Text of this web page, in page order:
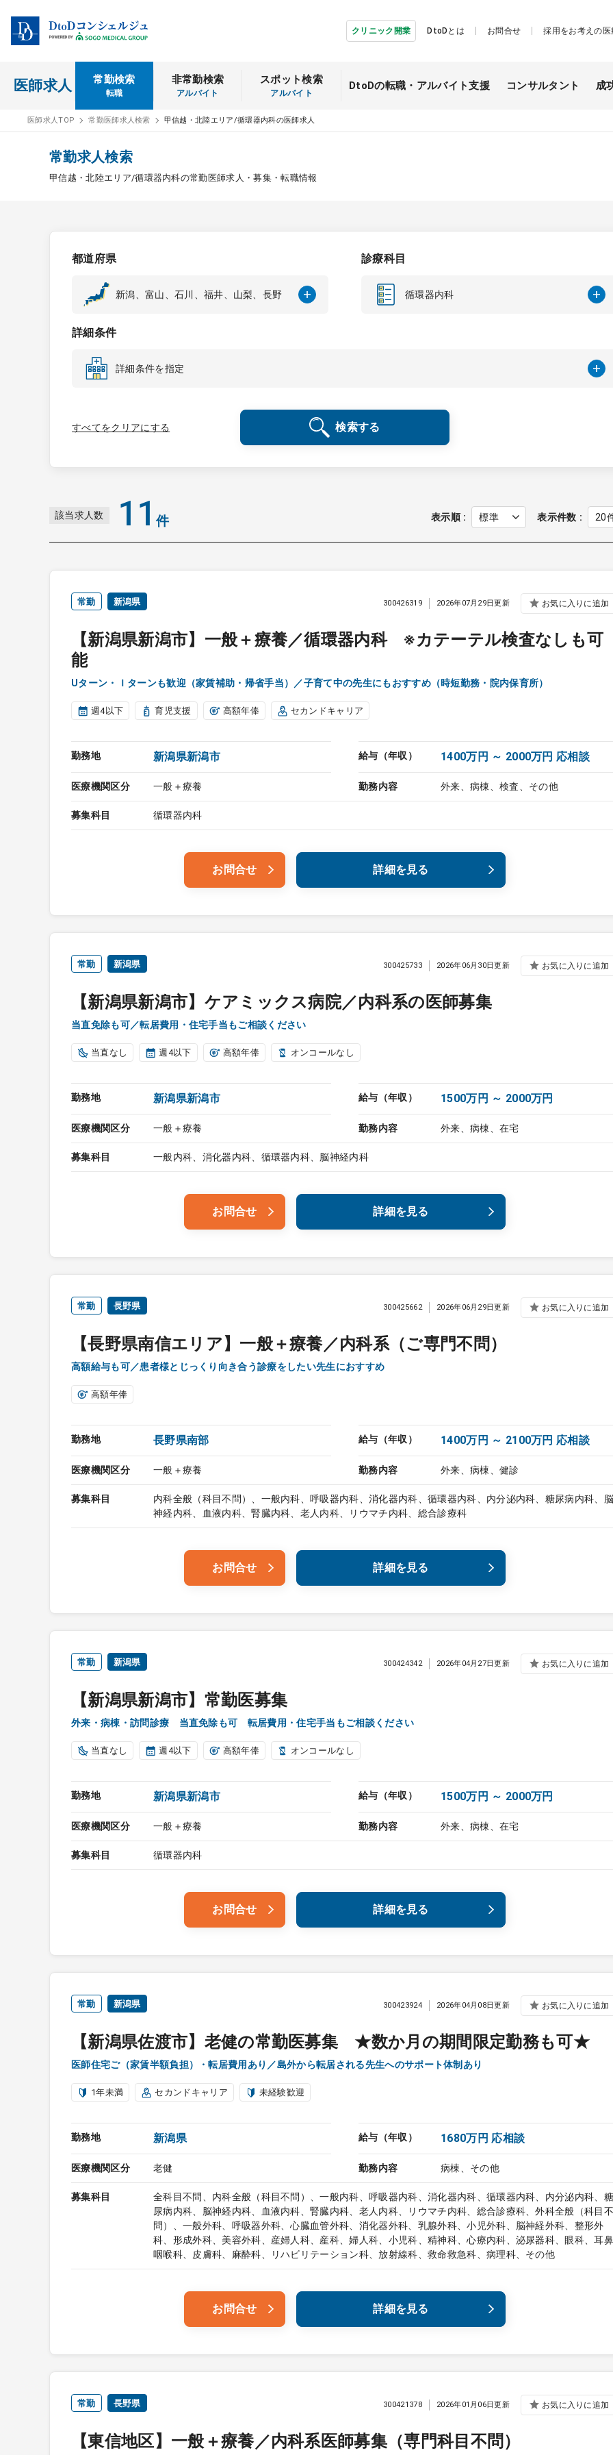
クリニック開業 DtoDとは お問合せ 採用をお考えの
医師求人 常勤検索
転職
非常勤検索
アルバイト
スポット検索
アルバイト
DtoDの転職・ アルバイト支援 コンサルタント 成
医師求人TOP 常勤医師求人検索 甲信越・北陸エリア/循環器内科の医師求人
常勤求人検索
甲信越・北陸エリア/循環器内科の常勤医師求人・募集・転職情報
都道府県
新潟、富山、石川、福井、山梨、長野
診療科目
循環器内科
詳細条件
詳細条件を指定
検索する
すべてをクリアにする
該当求人数 11件 表示順 表示件数
常勤 新潟県
【新潟県新潟市】一般＋療養／循環器内科 ※カテーテル検査なしも可
能
Uターン・Ｉターンも歓迎（家賃補助・帰省手当）／子育て中の先生にもおすすめ（時短勤務・院内保育所）
300426319 2026年07月29日更新 お気に入りに追加
週4以下 育児支援 高額年俸 セカンドキャリア
勤務地 新潟県新潟市 給与（年収） 1400万円 ～ 2000万円 応相談
医療機関区分 一般＋療養 勤務内容 外来、病棟、検査、その他
募集科目 循環器内科
お問合せ 詳細を見る
常勤 新潟県
【新潟県新潟市】ケアミックス病院／内科系の医師募集
当直免除も可／転居費用・住宅手当もご相談ください
300425733 2026年06月30日更新 お気に入りに追加
当直なし 週4以下 高額年俸 オンコールなし
勤務地 新潟県新潟市 給与（年収） 1500万円 ～ 2000万円
医療機関区分 一般＋療養 勤務内容 外来、病棟、在宅
募集科目 一般内科、消化器内科、循環器内科、脳神経内科
お問合せ 詳細を見る
常勤 長野県
【長野県南信エリア】一般＋療養／内科系（ご専門不問）
高額給与も可／患者様とじっくり向き合う診療をしたい先生におすすめ
300425662 2026年06月29日更新 お気に入りに追加
高額年俸
勤務地 長野県南部 給与（年収） 1400万円 ～ 2100万円 応相談
医療機関区分 一般＋療養 勤務内容 外来、病棟、健診
募集科目
内科全般（科目不問）、一般内科、呼吸器内科、消化器内科、循環器内科、内分泌内科、糖尿病内科、
神経内科、血液内科、腎臓内科、老人内科、リウマチ内科、総合診療科
お問合せ 詳細を見る
常勤 新潟県
【新潟県新潟市】常勤医募集
外来・病棟・訪問診療 当直免除も可 転居費用・住宅手当もご相談ください
300424342 2026年04月27日更新 お気に入りに追加
当直なし 週4以下 高額年俸 オンコールなし
勤務地 新潟県新潟市 給与（年収） 1500万円 ～ 2000万円
医療機関区分 一般＋療養 勤務内容 外来、病棟、在宅
募集科目 循環器内科
お問合せ 詳細を見る
常勤 新潟県
【新潟県佐渡市】老健の常勤医募集 ★数か月の期間限定勤務も可★
医師住宅ご（家賃半額負担）・転居費用あり／島外から転居される先生へのサポート体制あり
300423924 2026年04月08日更新 お気に入りに追加
1年未満 セカンドキャリア 未経験歓迎
勤務地 新潟県 給与（年収） 1680万円 応相談
医療機関区分 老健 勤務内容 病棟、その他
募集科目
全科目不問、内科全般（科目不問）、一般内科、呼吸器内科、消化器内科、循環器内科、内分泌内科、
尿病内科、脳神経内科、血液内科、腎臓内科、老人内科、リウマチ内科、総合診療科、外科全般（科目
問）、一般外科、呼吸器外科、心臓血管外科、消化器外科、乳腺外科、小児外科、脳神経外科、整形外
科、形成外科、美容外科、産婦人科、産科、婦人科、小児科、精神科、心療内科、泌尿器科、眼科、耳
咽喉科、皮膚科、麻酔科、リハビリテーション科、放射線科、救命救急科、病理科、その他
お問合せ 詳細を見る
常勤 長野県
【東信地区】一般＋療養／内科系医師募集（専門科目不問）
300421378 2026年01月06日更新 お気に入りに追加